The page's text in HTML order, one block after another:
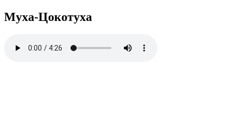
Муха-Цокотуха